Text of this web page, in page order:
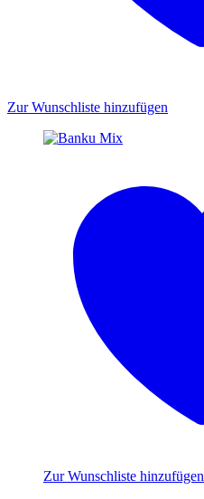
Zur Wunschliste hinzufügen
Zur Wunschliste hinzufügen